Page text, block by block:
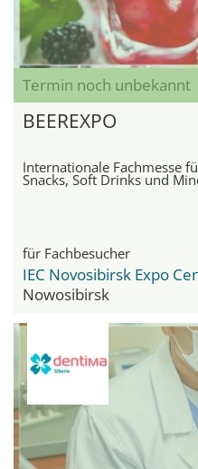
Termin noch unbekannt
BEEREXPO
Internationale Fachmesse
Snacks, Soft Drinks und
für Fachbesucher
IEC Novosibirsk Expo
Nowosibirsk